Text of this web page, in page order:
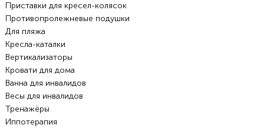
Приставки для кресел-колясок
Противопролежневые подушки
Для пляжа
Кресла-каталки
Вертикализаторы
Кровати для дома
Ванна для инвалидов
Весы для инвалидов
Тренажёры
Иппотерапия